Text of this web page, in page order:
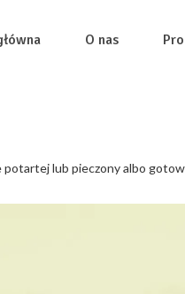
O nas
lub pieczony albo